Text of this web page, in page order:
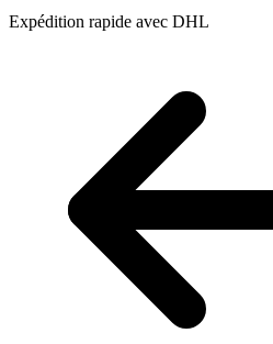
Expédition rapide avec DHL